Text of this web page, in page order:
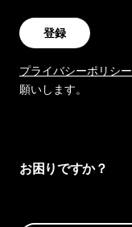
登録
プライバシーポリシー
願いします。
お困りですか？